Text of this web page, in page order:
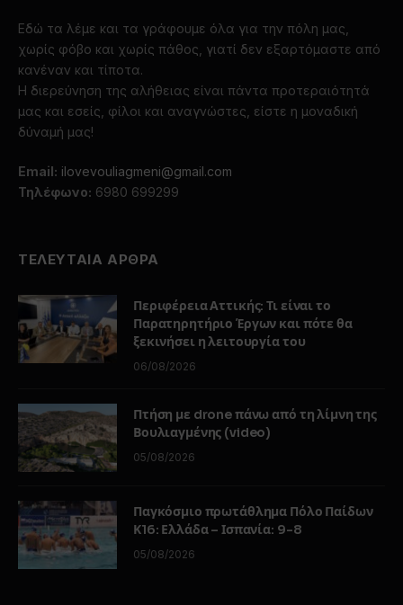
Εδώ τα λέμε και τα γράφουμε όλα για την πόλη μας,
χωρίς φόβο και χωρίς πάθος, γιατί δεν εξαρτόμαστε από
κανέναν και τίποτα.
Η διερεύνηση της αλήθειας είναι πάντα προτεραιότητά
μας και εσείς, φίλοι και αναγνώστες, είστε η μοναδική
δύναμή μας!
Email: ilovevouliagmeni@gmail.com
Τηλέφωνο: 6980 699299
ΤΕΛΕΥΤΑΙΑ ΑΡΘΡΑ
Περιφέρεια Αττικής: Τι είναι το
Παρατηρητήριο Έργων και πότε θα
ξεκινήσει η λειτουργία του
06/08/2026
Πτήση με drone πάνω από τη λίμνη της
Βουλιαγμένης (video)
05/08/2026
Παγκόσμιο πρωτάθλημα Πόλο Παίδων
Κ16: Ελλάδα – Ισπανία: 9-8
05/08/2026